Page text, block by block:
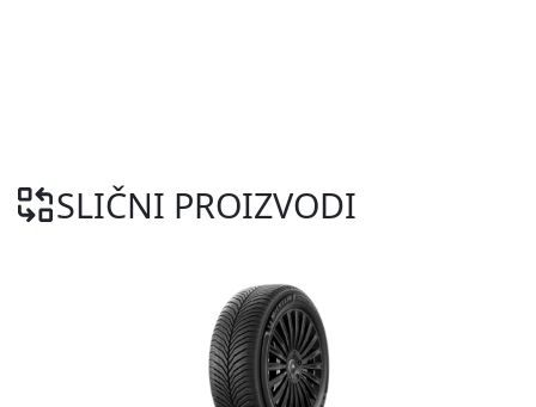
SLIČNI PROIZVODI